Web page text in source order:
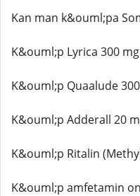
Kan man k&ouml;pa
K&ouml;p Lyrica 300
K&ouml;p Quaalude
K&ouml;p Adderall 20
K&ouml;p Ritalin
K&ouml;p amfetamin